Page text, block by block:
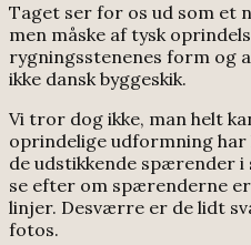
Taget ser for os ud som et
men måske af tysk
rygningsstenenes form og
ikke dansk byggeskik.
Vi tror dog ikke, man helt
oprindelige udformning
de udstikkende spærender
se efter om spærenderne
linjer. Desværre er de lidt
fotos.